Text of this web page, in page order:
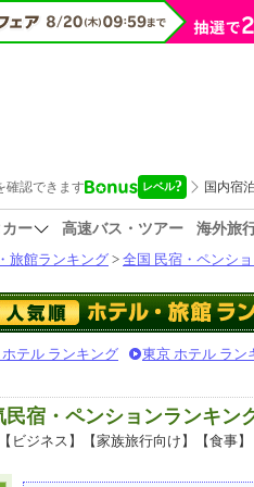
ー 高速バス・ツアー
海外旅
旅館ランキング> 全国 民宿・ペンシ
テル ランキング 東京 ホテル ラン
宿・ペンションランキン
ビジネス】【家族旅行向け】【食事】